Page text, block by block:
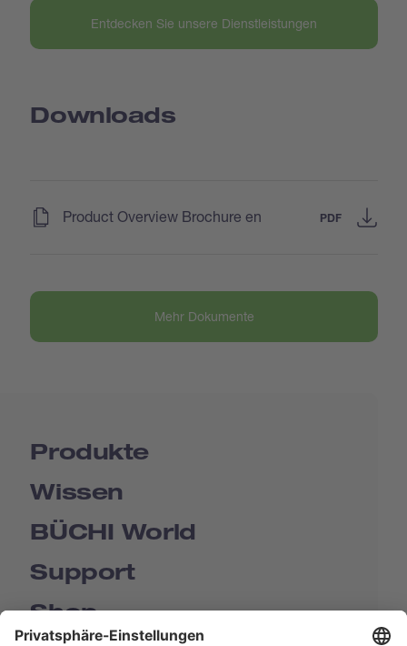
Entdecken Sie unsere Dienstleistungen
Downloads
Product Overview Brochure en PDF
Mehr Dokumente
Produkte
Wissen
BÜCHI World
Support
Shop